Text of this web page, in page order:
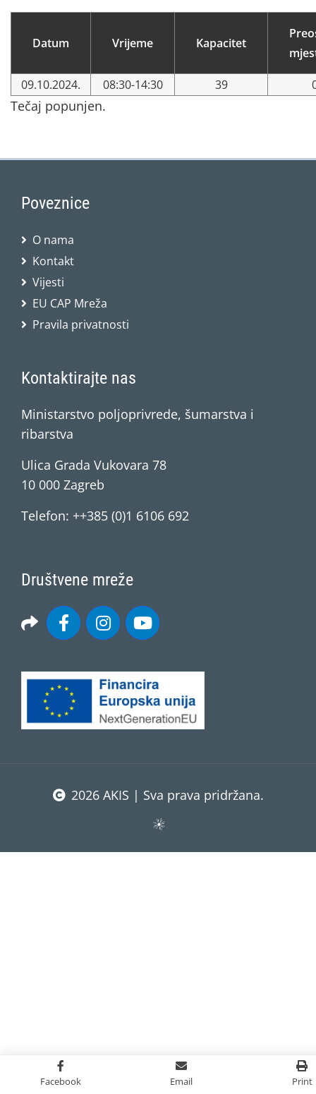
Facebook Email Print
Datum Vrijeme Kapacitet
09.10.2024. 08:30-14:30 39
Tečaj popunjen.
Poveznice
O nama
Kontakt
Vijesti
EU CAP Mreža
Pravila privatnosti
Kontaktirajte nas
Ministarstvo poljoprivrede, šumarstva i
ribarstva
Ulica Grada Vukovara 78
10 000 Zagreb
Telefon: ++385 (0)1 6106 692
Društvene mreže
2026 AKIS | Sva prava pridržana.